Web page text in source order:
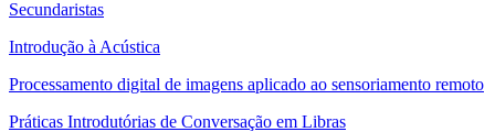
Secundaristas
Introdução à Acústica
Processamento digital de imagens aplicado ao sensoriamento remoto
Práticas Introdutórias de Conversação em Libras